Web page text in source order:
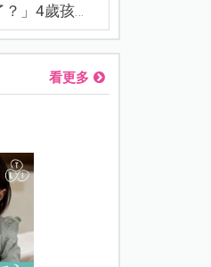
4歲孩子還...
看更多